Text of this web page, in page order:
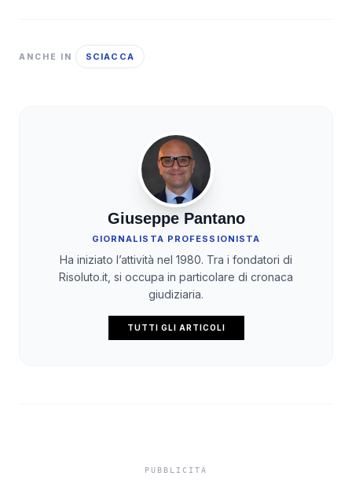
ANCHE IN SCIACCA
Giuseppe Pantano
GIORNALISTA PROFESSIONISTA
Ha iniziato l’attività nel 1980. Tra i fondatori di
Risoluto.it, si occupa in particolare di cronaca
giudiziaria.
TUTTI GLI ARTICOLI